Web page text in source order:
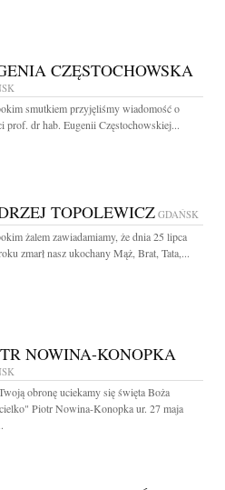
CZĘSTOCHOWSKA
smutkiem przyjęliśmy wiadomość o
prof. dr hab. Eugenii Częstochowskiej...
TOPOLEWICZGDAŃSK
żalem zawiadamiamy, że dnia 25 lipca
zmarł nasz ukochany Mąż, Brat, Tata,...
NOWINA-KONOPKA
obronę uciekamy się święta Boża
Piotr Nowina-Konopka ur. 27 maja